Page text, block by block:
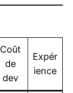
Coût
de
dev
Expér
ience